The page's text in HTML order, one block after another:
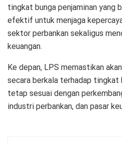
tingkat bunga penjaminan yang
efektif untuk menjaga
sektor perbankan sekaligus
keuangan.
Ke depan, LPS memastikan
secara berkala terhadap tingkat
tetap sesuai dengan
industri perbankan, dan pasar